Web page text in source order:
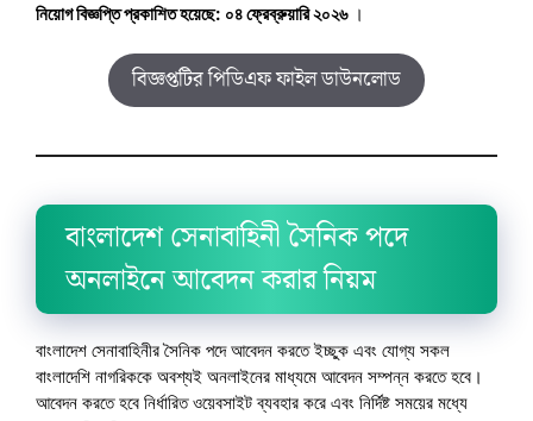
নিয়োগ বিজ্ঞপ্তি প্রকাশিত হয়েছে: ০৪ ফ্রেব্রুয়ারি ২০২৬।
বিজ্ঞপ্তটির পিডিএফ ফাইল ডাউনলোড
বাংলাদেশ সেনাবাহিনী সৈনিক পদে
অনলাইনে আবেদন করার নিয়ম
বাংলাদেশ সেনাবাহিনীর সৈনিক পদে আবেদন করতে ইচ্ছুক এবং যোগ্য সকল
বাংলাদেশি নাগরিককে অবশ্যই অনলাইনের মাধ্যমে আবেদন সম্পন্ন করতে হবে।
আবেদন করতে হবে নির্ধারিত ওয়েবসাইট ব্যবহার করে এবং নির্দিষ্ট সময়ের মধ্যে